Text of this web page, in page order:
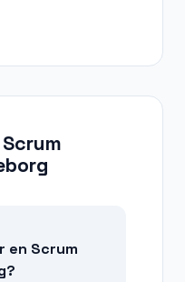
Scrum
en Scrum